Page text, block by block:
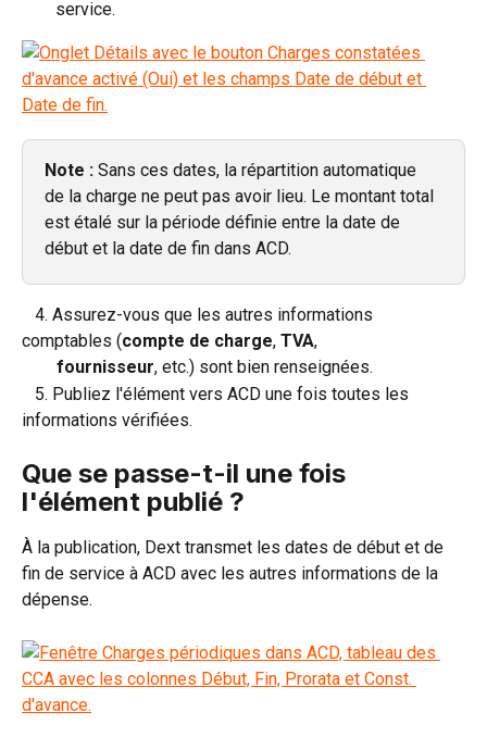
service.
Note : Sans ces dates, la répartition automatique
de la charge ne peut pas avoir lieu. Le montant total
est étalé sur la période définie entre la date de
début et la date de fin dans ACD.
comptables (compte de charge, TVA,
        fournisseur
, etc.) sont bien renseignées.
informations vérifiées.
Que se passe-t-il une fois
l'élément publié ?
À la publication, Dext transmet les dates de début et de
fin de service à ACD avec les autres informations de la
dépense.